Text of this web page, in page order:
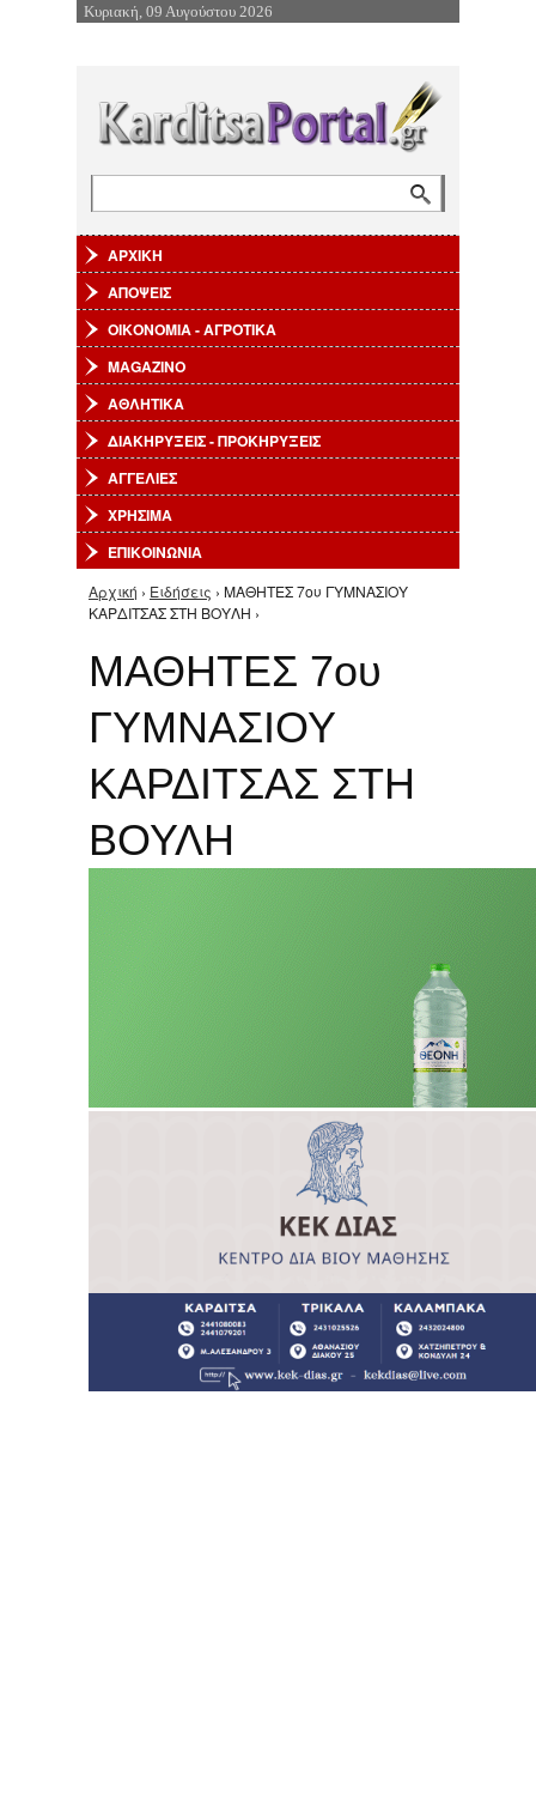
Επιστροφή στην Πλοήγηση
Κυριακή, 09 Αυγούστου 2026
ΑΡΧΙΚΗ
ΑΠΟΨΕΙΣ
ΟΙΚΟΝΟΜΙΑ - ΑΓΡΟΤΙΚΑ
MAGAZINO
ΑΘΛΗΤΙΚΑ
ΔΙΑΚΗΡΥΞΕΙΣ - ΠΡΟΚΗΡΥΞΕΙΣ
ΑΓΓΕΛΙΕΣ
ΧΡΗΣΙΜΑ
ΕΠΙΚΟΙΝΩΝΙΑ
Είστε εδώ
Αρχική › Ειδήσεις › ΜΑΘΗΤΕΣ 7ου ΓΥΜΝΑΣΙΟΥ
ΚΑΡΔΙΤΣΑΣ ΣΤΗ ΒΟΥΛΗ ›
ΜΑΘΗΤΕΣ 7ου
ΓΥΜΝΑΣΙΟΥ
ΚΑΡΔΙΤΣΑΣ ΣΤΗ
ΒΟΥΛΗ